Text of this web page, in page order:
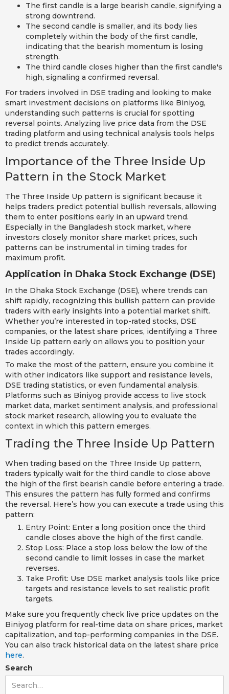
The first candle is a large bearish candle, signifying a
strong downtrend.
The second candle is smaller, and its body lies
completely within the body of the first candle,
indicating that the bearish momentum is losing
strength.
The third candle closes higher than the first candle's
high, signaling a confirmed reversal.
For traders involved in DSE trading and looking to make
smart investment decisions on platforms like Biniyog,
understanding such patterns is crucial for spotting
reversal points. Analyzing live price data from the DSE
trading platform and using technical analysis tools helps
to predict trends accurately.
Importance of the Three Inside Up
Pattern in the Stock Market
The Three Inside Up pattern is significant because it
helps traders predict potential bullish reversals, allowing
them to enter positions early in an upward trend.
Especially in the Bangladesh stock market, where
investors closely monitor share market prices, such
patterns can be instrumental in timing trades for
maximum profit.
Application in Dhaka Stock Exchange (DSE)
In the Dhaka Stock Exchange (DSE), where trends can
shift rapidly, recognizing this bullish pattern can provide
traders with early insights into a potential market shift.
Whether you’re interested in top-rated stocks, DSE
companies, or the latest share prices, identifying a Three
Inside Up pattern early on allows you to position your
trades accordingly.
To make the most of the pattern, ensure you combine it
with other indicators like support and resistance levels,
DSE trading statistics, or even fundamental analysis.
Platforms such as Biniyog provide access to live stock
market data, market sentiment analysis, and professional
stock market research, allowing you to evaluate the
context in which this pattern emerges.
Trading the Three Inside Up Pattern
When trading based on the Three Inside Up pattern,
traders typically wait for the third candle to close above
the high of the first bearish candle before entering a trade.
This ensures the pattern has fully formed and confirms
the reversal. Here’s how you can execute a trade using this
pattern:
Entry Point: Enter a long position once the third
candle closes above the high of the first candle.
Stop Loss: Place a stop loss below the low of the
second candle to limit losses in case the market
reverses.
Take Profit: Use DSE market analysis tools like price
targets and resistance levels to set realistic profit
targets.
Make sure you frequently check live price updates on the
Biniyog platform for real-time data on share prices, market
capitalization, and top-performing companies in the DSE.
You can also track historical data on the latest share price
here.
Search